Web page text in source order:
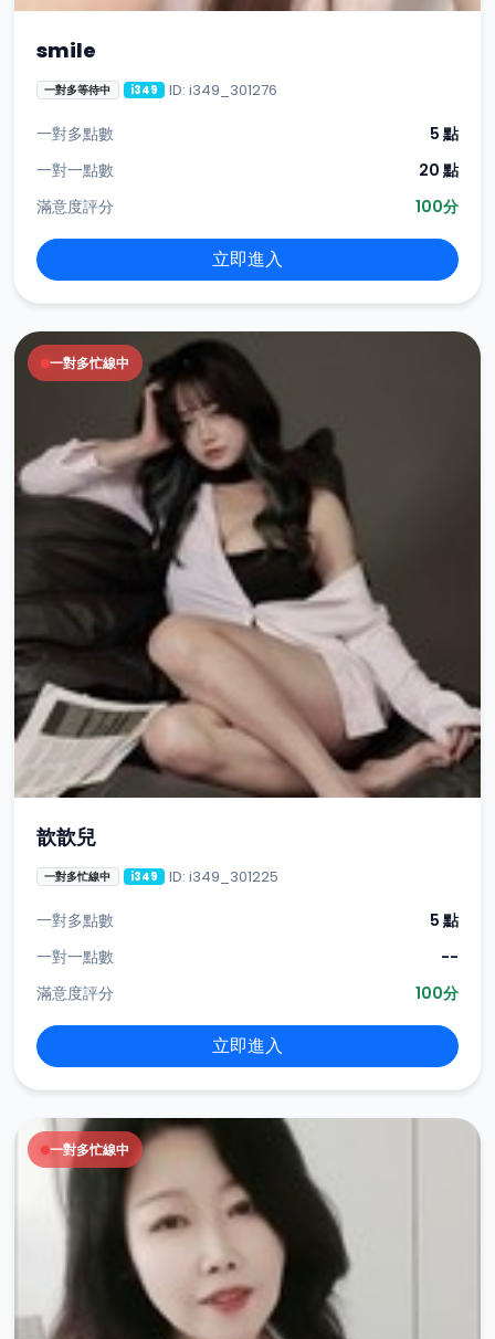
smile
一對多等待中 i349 ID: i349_301276
一對多點數
5 點
一對一點數
20 點
滿意度評分
100分
立即進入
一對多忙線中
歆歆兒
一對多忙線中 i349 ID: i349_301225
一對多點數
5 點
一對一點數
--
滿意度評分
100分
立即進入
一對多忙線中